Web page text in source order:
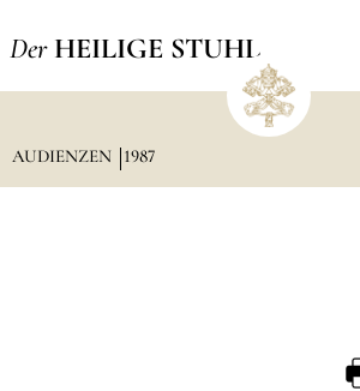
Der HEILIGE STUHL
AUDIENZEN 1987